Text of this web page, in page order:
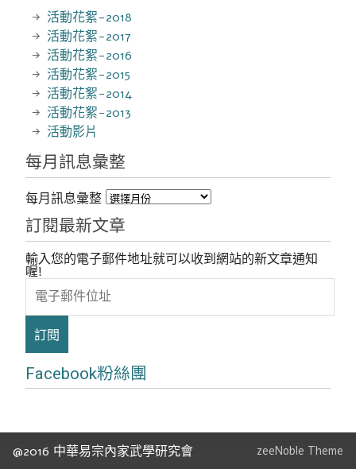
活動花絮-2018
活動花絮-2017
活動花絮-2016
活動花絮-2015
活動花絮-2014
活動花絮-2013
活動影片
每月訊息彙整
每月訊息彙整
訂閱最新文章
輸入您的電子郵件地址就可以收到網站的新文章通知
喔!
電
子
位
Facebook粉絲團
@2016 中華易宗內家武學研究會 zeeNoble Theme